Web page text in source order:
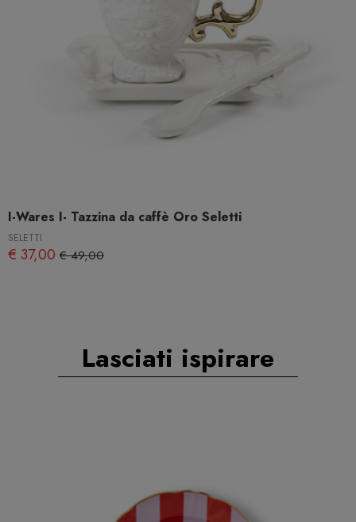
I-Wares I- Tazzina da caffè Oro Seletti
SELETTI
€ 37,00 € 49,00
Lasciati ispirare